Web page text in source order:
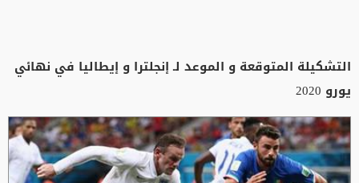
التشكيلة المتوقعة و الموعد لـ إنجلترا و إيطاليا في نهائي
يورو 2020